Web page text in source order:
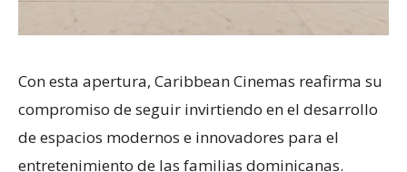
Con esta apertura, Caribbean Cinemas reafirma su
compromiso de seguir invirtiendo en el desarrollo
de espacios modernos e innovadores para el
entretenimiento de las familias dominicanas.